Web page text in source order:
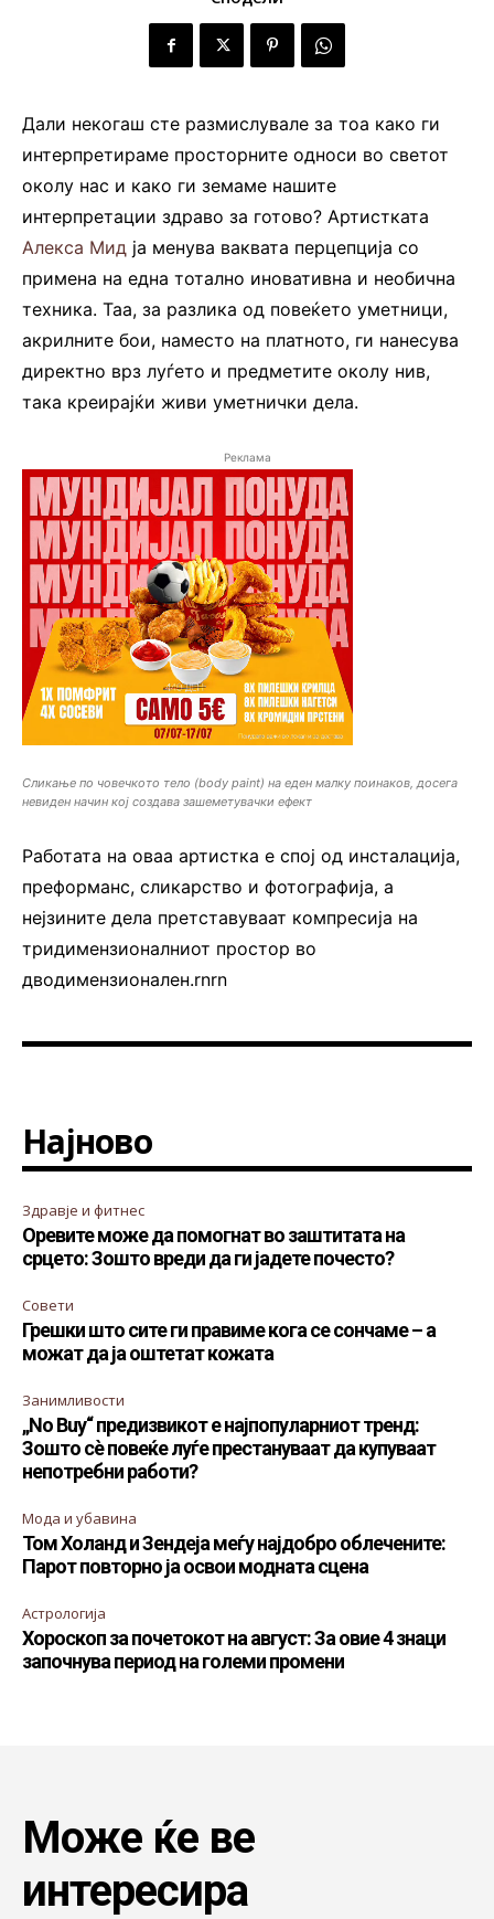
Дали некогаш сте размислувале за тоа како ги
интерпретираме просторните односи во светот
околу нас и како ги земаме нашите
интерпретации здраво за готово? Артистката
Алекса Мид ја менува ваквата перцепција со
примена на една тотално иновативна и необична
техника. Таа, за разлика од повеќето уметници,
акрилните бои, наместо на платното, ги нанесува
директно врз луѓето и предметите околу нив,
така креирајќи живи уметнички дела.
Реклама
Сликање по човечкото тело (body paint) на еден малку поинаков, досега
невиден начин кој создава зашеметувачки ефект
Работата на оваа артистка е спој од инсталација,
преформанс, сликарство и фотографија, а
нејзините дела претставуваат компресија на
тридимензионалниот простор во
дводимензионален.rnrn
Најново
Здравје и фитнес
Оревите може да помогнат во заштитата на
срцето: Зошто вреди да ги јадете почесто?
Совети
Грешки што сите ги правиме кога се сончаме – а
можат да ја оштетат кожата
Занимливости
„No Buy“ предизвикот е најпопуларниот тренд:
Зошто сè повеќе луѓе престануваат да купуваат
непотребни работи?
Мода и убавина
Том Холанд и Зендеја меѓу најдобро облечените:
Парот повторно ја освои модната сцена
Астрологија
Хороскоп за почетокот на август: За овие 4 знаци
започнува период на големи промени
Може ќе ве
интересира